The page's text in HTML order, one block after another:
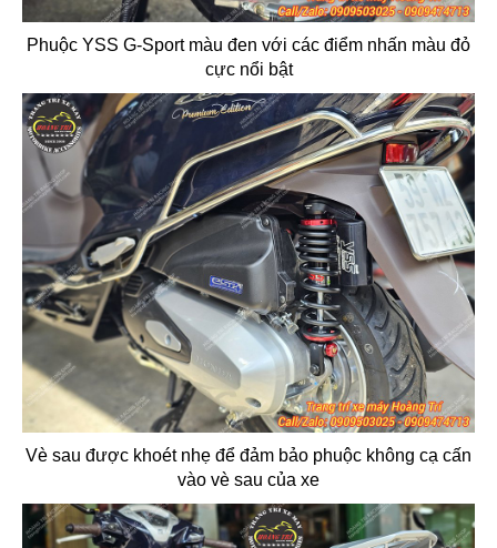
Phuộc YSS G-Sport màu đen với các điểm nhấn màu đỏ
cực nổi bật
Vè sau được khoét nhẹ để đảm bảo phuộc không cạ cấn
vào vè sau của xe